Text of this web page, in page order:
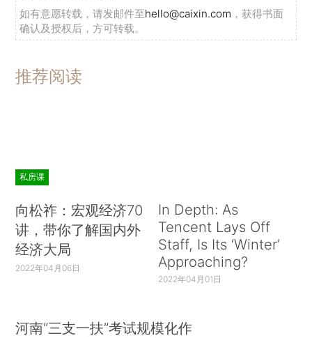
如有意愿转载，请发邮件至hello@caixin.com ，获得书面
确认及授权后，方可转载。
推荐阅读
私房课
向松祚：宏观经济70
讲，带你了解国内外
经济大局
2022年04月06日
In Depth: As
Tencent Lays Off
Staff, Is Its ‘Winter’
Approaching?
2022年04月01日
河南“三支一扶”考试规模化作